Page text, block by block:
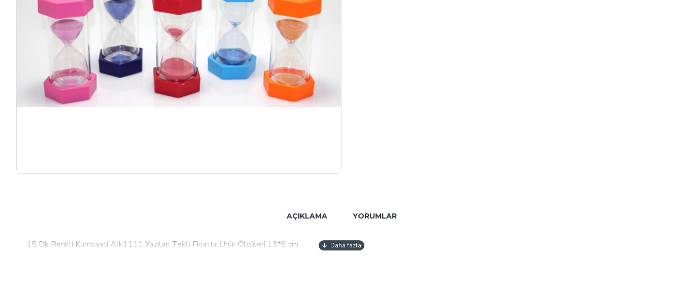
AÇIKLAMA YORUMLAR
15 Dk Renkli Kumsaati Alk1111 Yazılan Tekli Fiyattır.Ürün Ölçüleri 13*6 cm